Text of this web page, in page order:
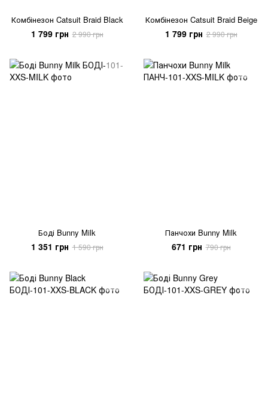
Комбінезон Catsuit Braid Black
1 799 грн 2 990 грн
Комбінезон Catsuit Braid Beige
1 799 грн 2 990 грн
Боді Bunny Milk
1 351 грн 1 590 грн
Панчохи Bunny Milk
671 грн 790 грн